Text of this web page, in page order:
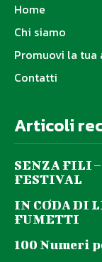
Home
Chi siamo
Promuovi la
Contatti
Articoli
SENZA FILI
FESTIVAL
IN CODA DI
FUMETTI
100 Numeri